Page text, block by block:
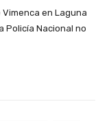
en Laguna
Policía Nacional no